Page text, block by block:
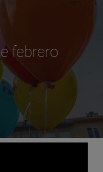
febrero